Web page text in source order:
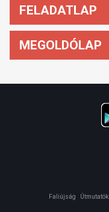
FELADATLAP
MEGOLDÓLAP
Faliújság Útmutatók